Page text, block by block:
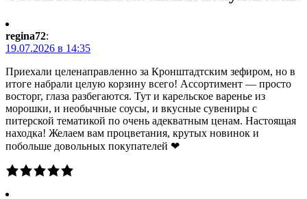
regina72:
19.07.2026 в 14:35
Приехали целенаправленно за Кронштадтским зефиром, но в
итоге набрали целую корзину всего! Ассортимент — просто
восторг, глаза разбегаются. Тут и карельское варенье из
морошки, и необычные соусы, и вкусные сувениры с
питерской тематикой по очень адекватным ценам. Настоящая
находка! Желаем вам процветания, крутых новинок и
побольше довольных покупателей ❤